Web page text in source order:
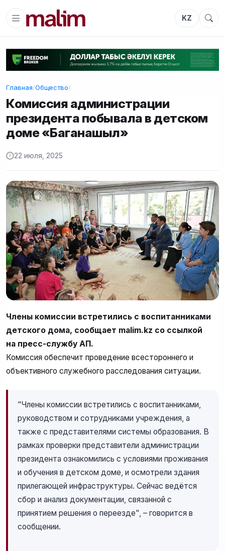
KZ
Главная/Общество/
Комиссия администрации
президента побывала в детском
доме «Баганашыл»
22 июля, 2025
Члены комиссии встретились с воспитанниками
детского дома, сообщает malim.kz со ссылкой
на пресс-службу АП.
Комиссия обеспечит проведение всестороннего и
объективного служебного расследования ситуации.
"Члены комиссии встретились с воспитанниками,
руководством и сотрудниками учреждения, а
также с представителями системы образования. В
рамках проверки представители администрации
президента ознакомились с условиями проживания
и обучения в детском доме, и осмотрели здания
прилегающей инфраструктуры. Сейчас ведётся
сбор и анализ документации, связанной с
принятием решения о переезде", – говорится в
сообщении.